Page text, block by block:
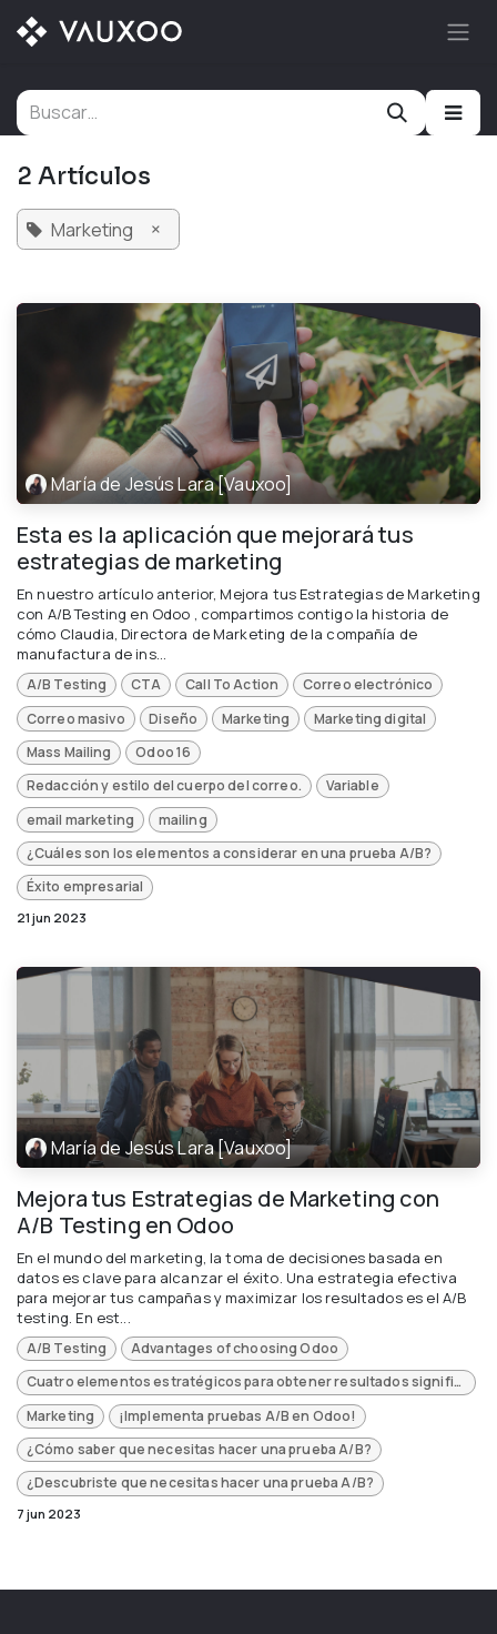
Ir al contenido
2 Artículos
Marketing ×
María de Jesús Lara [Vauxoo]
Esta es la aplicación que mejorará tus
estrategias de marketing
En nuestro artículo anterior, Mejora tus Estrategias de Marketing
con A/B Testing en Odoo , compartimos contigo la historia de
cómo Claudia, Directora de Marketing de la compañía de
manufactura de ins...
A/B Testing CTA Call To Action
Correo electrónico
Correo masivo
Diseño Marketing
Marketing digital
Mass Mailing
Odoo 16
Redacción y estilo del cuerpo del correo.
Variable
email marketing
mailing
¿Cuáles son los elementos a considerar en una prueba A/B?
Éxito empresarial
21 jun 2023
María de Jesús Lara [Vauxoo]
Mejora tus Estrategias de Marketing con
A/B Testing en Odoo
En el mundo del marketing, la toma de decisiones basada en
datos es clave para alcanzar el éxito. Una estrategia efectiva
para mejorar tus campañas y maximizar los resultados es el A/B
testing. En est...
A/B Testing
Advantages of choosing Odoo
Cuatro elementos estratégicos para obtener resultados significativos en tus pruebas A/B
Marketing
¡Implementa pruebas A/B en Odoo!
¿Cómo saber que necesitas hacer una prueba A/B?
¿Descubriste que necesitas hacer una prueba A/B?
7 jun 2023